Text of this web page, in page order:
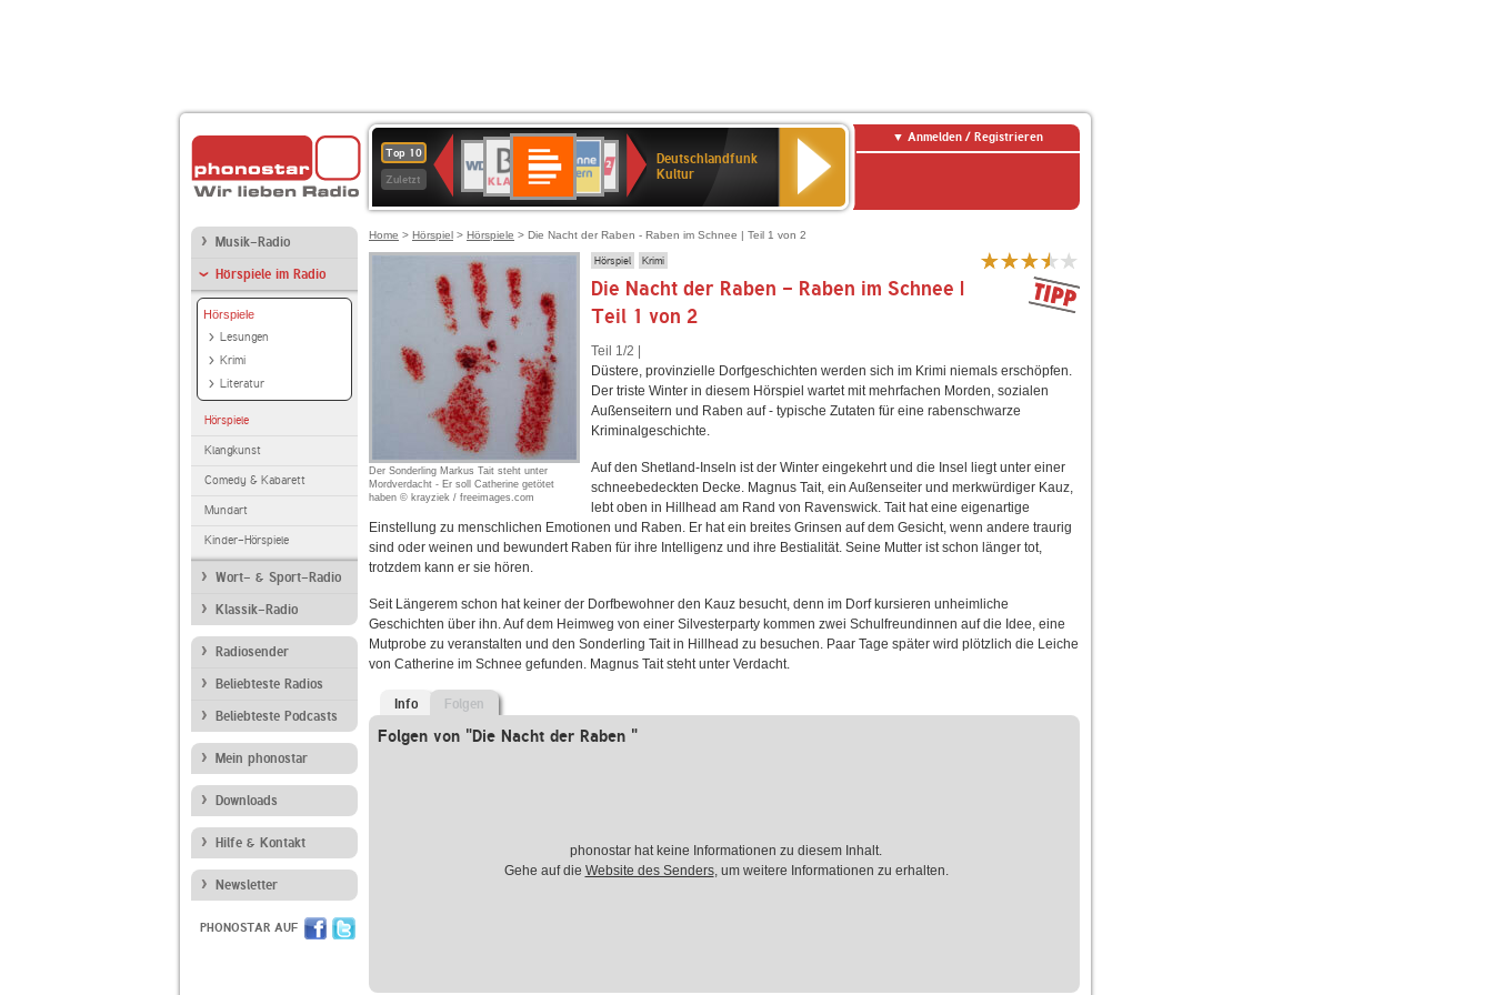
Top 10
Zuletzt
Deutschlandfunk
80er
90er
OLDIE
ANTENNE
SWR3
4
BR-
KLASSIK
Deutschlandfunk
Kultur
ANTENNE
BAYERN
SWR
Kultur
NDR
2
Deutschlandfunk
Kultur
Anmelden / Registrieren
Musik-Radio
Hörspiele im Radio
Hörspiele
Lesungen
Krimi
Literatur
Hörspiele
Klangkunst
Comedy & Kabarett
Mundart
Kinder-Hörspiele
Wort- & Sport-Radio
Klassik-Radio
Radiosender
Beliebteste Radios
Beliebteste Podcasts
Mein phonostar
Downloads
Hilfe & Kontakt
Newsletter
PHONOSTAR AUF
Home > Hörspiel > Hörspiele > Die Nacht der Raben - Raben im Schnee | Teil 1 von 2
Der Sonderling Markus Tait steht unter
Mordverdacht - Er soll Catherine getötet
haben © krayziek / freeimages.com
Hörspiel Krimi
Die Nacht der Raben - Raben im Schnee |
Teil 1 von 2
Teil 1/2 |
Düstere, provinzielle Dorfgeschichten werden sich im Krimi niemals erschöpfen.
Der triste Winter in diesem Hörspiel wartet mit mehrfachen Morden, sozialen
Außenseitern und Raben auf - typische Zutaten für eine rabenschwarze
Kriminalgeschichte.
Auf den Shetland-Inseln ist der Winter eingekehrt und die Insel liegt unter einer
schneebedeckten Decke. Magnus Tait, ein Außenseiter und merkwürdiger Kauz,
lebt oben in Hillhead am Rand von Ravenswick. Tait hat eine eigenartige
Einstellung zu menschlichen Emotionen und Raben. Er hat ein breites Grinsen auf dem Gesicht, wenn andere traurig
sind oder weinen und bewundert Raben für ihre Intelligenz und ihre Bestialität. Seine Mutter ist schon länger tot,
trotzdem kann er sie hören.
Seit Längerem schon hat keiner der Dorfbewohner den Kauz besucht, denn im Dorf kursieren unheimliche
Geschichten über ihn. Auf dem Heimweg von einer Silvesterparty kommen zwei Schulfreundinnen auf die Idee, eine
Mutprobe zu veranstalten und den Sonderling Tait in Hillhead zu besuchen. Paar Tage später wird plötzlich die Leiche
von Catherine im Schnee gefunden. Magnus Tait steht unter Verdacht.
Info Folgen
Folgen von "Die Nacht der Raben "
phonostar hat keine Informationen zu diesem Inhalt.
Gehe auf die Website des Senders, um weitere Informationen zu erhalten.